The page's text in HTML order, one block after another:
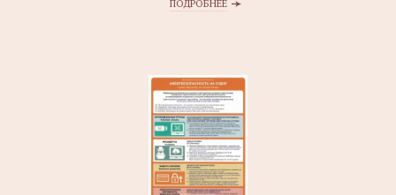
ПОДРОБНЕЕ